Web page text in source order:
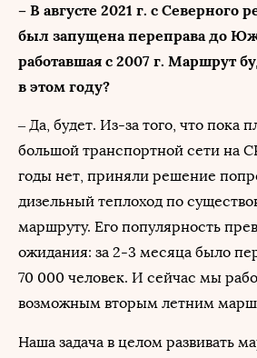
– В августе 2021 г. с Северного
был запущена переправа до
работавшая с 2007 г. Маршрут
в этом году?
– Да, будет. Из-за того, что пока
большой транспортной сети на
годы нет, приняли решение
дизельный теплоход по
маршруту. Его популярность
ожидания: за 2-3 месяца было
70 000 человек. И сейчас мы
возможным вторым летним
Наша задача в целом развивать